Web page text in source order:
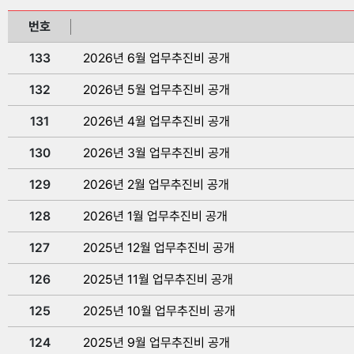
번호
133 2026년 6월 업무추진비 공개
132 2026년 5월 업무추진비 공개
131 2026년 4월 업무추진비 공개
130 2026년 3월 업무추진비 공개
129 2026년 2월 업무추진비 공개
128 2026년 1월 업무추진비 공개
127 2025년 12월 업무추진비 공개
126 2025년 11월 업무추진비 공개
125 2025년 10월 업무추진비 공개
124 2025년 9월 업무추진비 공개